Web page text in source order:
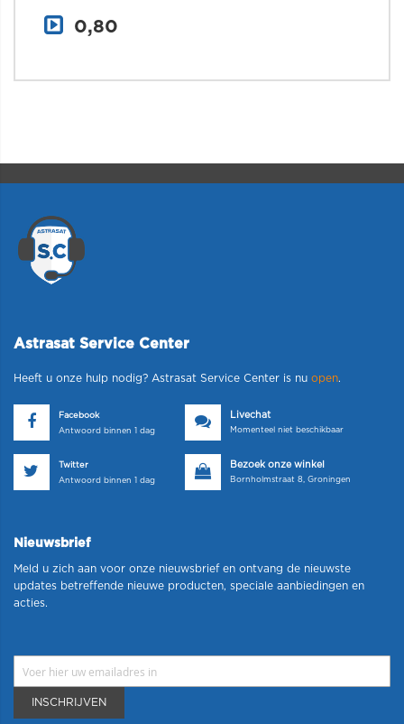
0,80
Astrasat Service Center
Heeft u onze hulp nodig? Astrasat Service Center is nu open.
Facebook
Antwoord binnen 1 dag
Livechat
Momenteel niet beschikbaar
Twitter
Antwoord binnen 1 dag
Bezoek onze winkel
Bornholmstraat 8, Groningen
Nieuwsbrief
Meld u zich aan voor onze nieuwsbrief en ontvang de nieuwste
updates betreffende nieuwe producten, speciale aanbiedingen en
acties.
INSCHRIJVEN